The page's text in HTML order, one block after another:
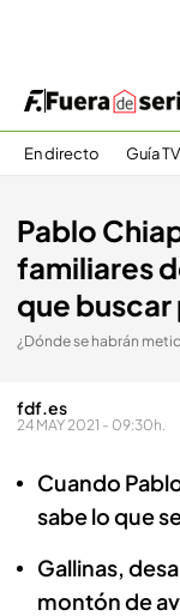
En directo Guía TV
Pablo
familiares
que
¿Dónde se habrán
fdf.es
24 MAY 2021 - 09:30h.
Cuando
sabe lo que
Gallinas,
montón de